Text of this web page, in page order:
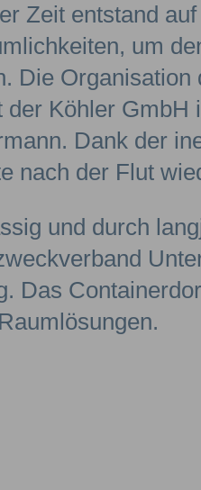
Zeit entstand
um
Die
der Köhler
Dank der
nach der Flut
und durch
Das